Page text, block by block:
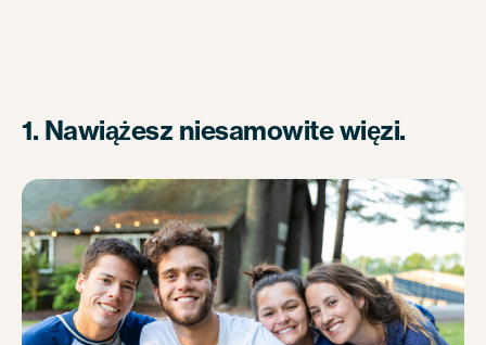
1. Nawiążesz niesamowite więzi.